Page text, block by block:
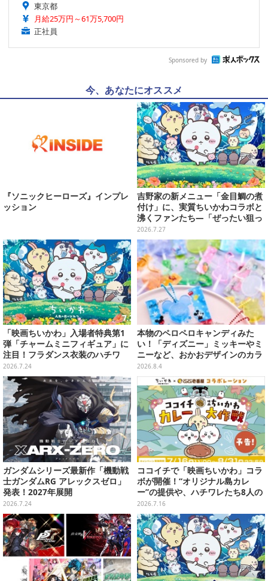
東京都
月給25万円～61万5,700円
正社員
Sponsored by
今、あなたにオススメ
『ソニックヒーローズ』インプレ
ッション
吉野家の新メニュー「金目鯛の煮
付け」に、実質ちいかわコラボと
沸くファンたち―「ぜったい狙っ
ただろ！」「映画公開のタイミン
グで妙だな？」
2026.7.27
「映画ちいかわ」入場者特典第1
弾「チャームミニフィギュア」に
注目！フラダンス衣装のハチワ
レ、うさぎら全8種類
2026.7.24
本物のペロペロキャンディみた
い！「ディズニー」ミッキーやミ
ニーなど、おかおデザインのカラ
フルチャーム全10種が8月31日発
売
2026.8.4
ガンダムシリーズ最新作「機動戦
士ガンダムRG アレックスゼロ」
発表！2027年展開
2026.7.24
ココイチで「映画ちいかわ」コラ
ボが開催！“オリジナル島カレ
ー”の提供や、ハチワレたち8人の
スプーン置きフィギュアをプレゼ
ント
2026.7.16